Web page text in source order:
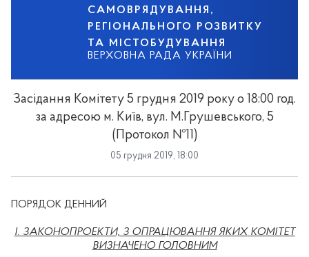
САМОВРЯДУВАННЯ,
РЕГІОНАЛЬНОГО РОЗВИТКУ
ТА МІСТОБУДУВАННЯ
ВЕРХОВНА РАДА УКРАЇНИ
Засідання Комітету 5 грудня 2019 року о 18:00 год.
за адресою м. Київ, вул. М.Грушевського, 5
(Протокол №11)
05 грудня 2019, 18:00
ПОРЯДОК ДЕННИЙ
I. ЗАКОНОПРОЕКТИ, З ОПРАЦЮВАННЯ ЯКИХ КОМІТЕТ
ВИЗНАЧЕНО ГОЛОВНИМ